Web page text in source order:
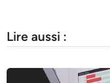
Lire aussi :